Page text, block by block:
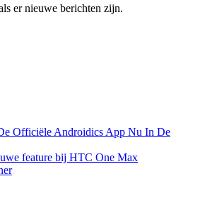
er nieuwe berichten zijn.
Officiële Androidics App Nu In De
feature bij HTC One Max